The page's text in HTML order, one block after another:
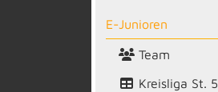
E-Junioren
Team
Kreisliga St. 5